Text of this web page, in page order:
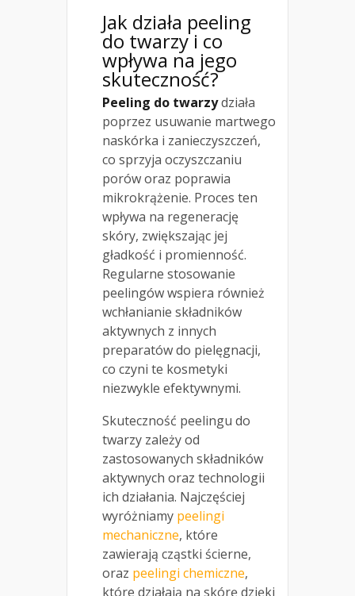
Jak działa peeling
do twarzy i co
wpływa na jego
skuteczność?
Peeling do twarzydziała
poprzez usuwanie martwego
naskórka i zanieczyszczeń,
co sprzyja oczyszczaniu
porów oraz poprawia
mikrokrążenie. Proces ten
wpływa na regenerację
skóry, zwiększając jej
gładkość i promienność.
Regularne stosowanie
peelingów wspiera również
wchłanianie składników
aktywnych z innych
preparatów do pielęgnacji,
co czyni te kosmetyki
niezwykle efektywnymi.
Skuteczność peelingu do
twarzy zależy od
zastosowanych składników
aktywnych oraz technologii
ich działania. Najczęściej
wyróżniamy peelingi
mechaniczne, które
zawierają cząstki ścierne,
oraz peelingi chemiczne,
które działają na skórę dzięki